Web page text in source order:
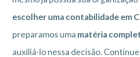
escolher uma contabilidade em
preparamos uma matéria
auxiliá-lo nessa decisão.